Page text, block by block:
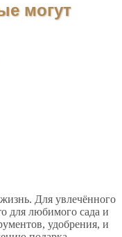
могут
Для увлечённого
для любимого сада и
удобрения, и